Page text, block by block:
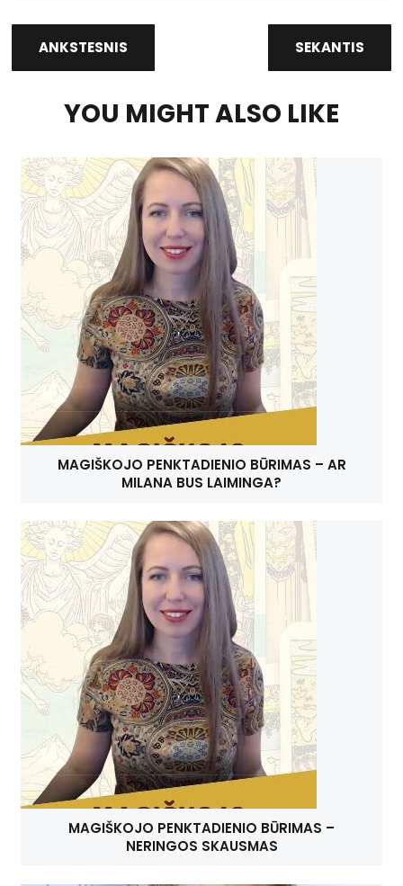
ANKSTESNIS SEKANTIS
YOU MIGHT ALSO LIKE
MAGIŠKOJO PENKTADIENIO BŪRIMAS – AR
MILANA BUS LAIMINGA?
MAGIŠKOJO PENKTADIENIO BŪRIMAS –
NERINGOS SKAUSMAS